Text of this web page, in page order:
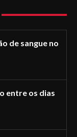
de sangue no
entre os dias